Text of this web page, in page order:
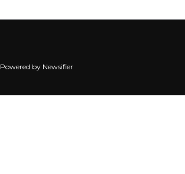
Powered by Newsifier